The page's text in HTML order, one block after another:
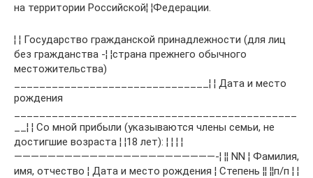
на территории Российской¦ ¦Федерации.
¦ ¦ Государство гражданской принадлежности (для лиц
без гражданства -¦ ¦страна прежнего обычного
местожительства)
_______________________________¦ ¦ Дата и место
рождения
__¦ ¦ Со мной прибыли (указываются члены семьи, не
достигшие возраста ¦ ¦18 лет): ¦ ¦ ¦ ¦
————————————————————————-¦ ¦¦ NN ¦ Фамилия,
имя, отчество ¦ Дата и место рождения ¦ Степень ¦¦ ¦¦п/п ¦ ¦